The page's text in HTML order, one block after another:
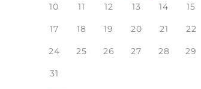
10 11 12 13 14 15
17 18 19 20 21 22
24 25 26 27 28 29
31